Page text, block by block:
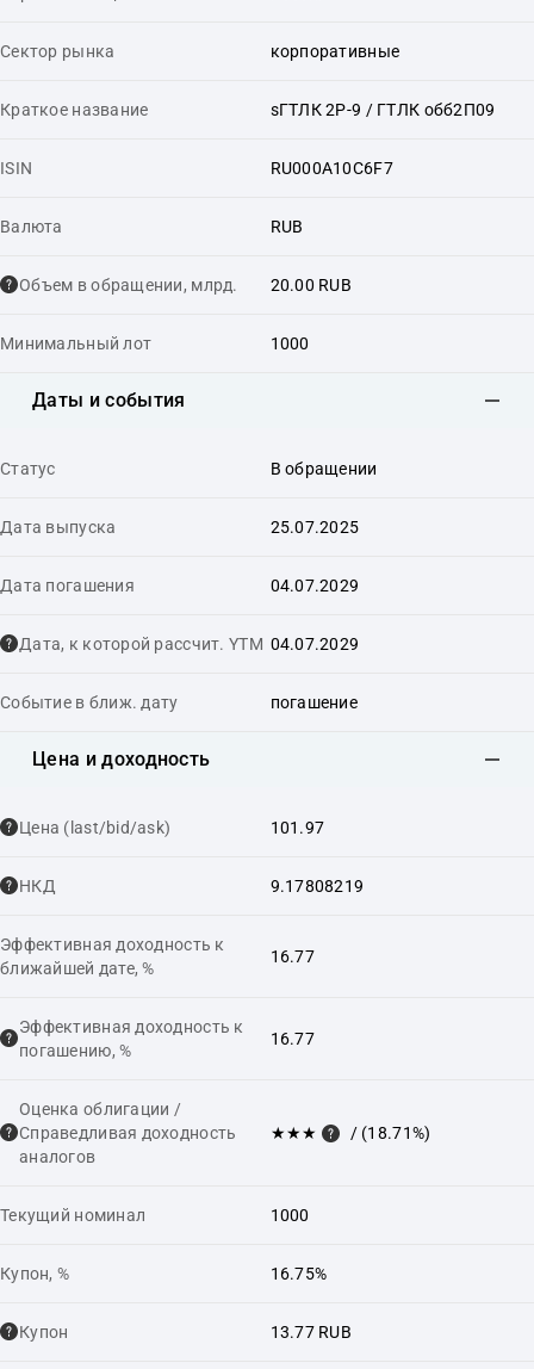
Сектор рынка корпоративные
Краткое название sГТЛК 2P-9 / ГТЛК обб2П09
ISIN RU000A10C6F7
Валюта RUB
Объем в обращении, млрд. 20.00 RUB
Минимальный лот 1000
Даты и события
Статус В обращении
Дата выпуска 25.07.2025
Дата погашения 04.07.2029
Дата, к которой рассчит. YTM 04.07.2029
Событие в ближ. дату погашение
Цена и доходность
Цена (last/bid/ask) 101.97
НКД 9.17808219
Эффективная доходность к
ближайшей дате, %
16.77
Эффективная доходность к
погашению, %
16.77
Оценка облигации /
Справедливая доходность
аналогов
★★★ / (18.71%)
Текущий номинал 1000
Купон, % 16.75%
Купон 13.77 RUB